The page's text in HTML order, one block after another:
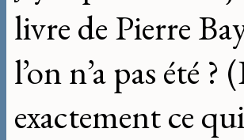
livre de Pierre
l’on n’a pas été
exactement ce